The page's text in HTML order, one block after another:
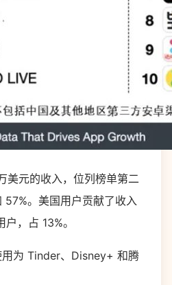
美元的收入，位列榜单第二
57%。美国用户贡献了收入
，占 13%。
为 Tinder、Disney+ 和腾